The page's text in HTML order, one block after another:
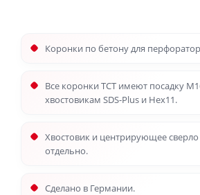
Коронки по бетону для
Все коронки ТСТ имеют посадку
хвостовикам SDS-Plus и Hex11.
Хвостовик и центрирующее сверло
отдельно.
Сделано в Германии.